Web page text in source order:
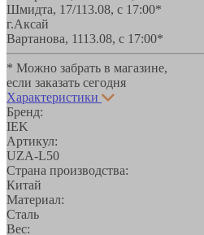
Шмидта, 17/113.08, с 17:00*
г.Аксай
Вартанова, 1113.08, с 17:00*
* Можно забрать в магазине,
если заказать сегодня
Характеристики
Бренд:
IEK
Артикул:
UZA-L50
Страна производства:
Китай
Материал:
Сталь
Вес: